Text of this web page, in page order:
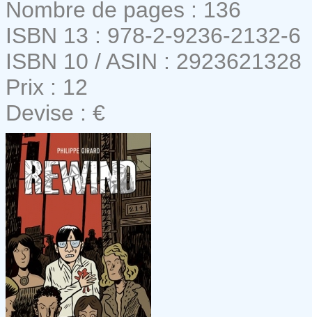
Nombre de pages : 136
ISBN 13 : 978-2-9236-2132-6
ISBN 10 / ASIN : 2923621328
Prix : 12
Devise : €